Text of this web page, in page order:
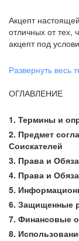
Акцепт
отличных от тех,
акцепт под
Развернуть весь
ОГЛАВЛЕНИЕ
1. Термины и
2. Предмет
Соискателей
3. Права и
4. Права и
5.
6. Защищенные
7. Финансовые
8.